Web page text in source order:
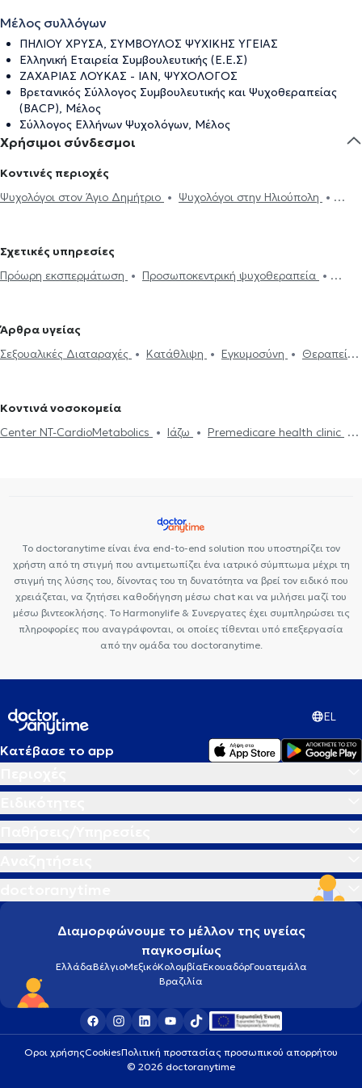
Μέλος συλλόγων
ΠΗΛΙΟΥ ΧΡΥΣΑ, ΣΥΜΒΟΥΛΟΣ ΨΥΧΙΚΗΣ ΥΓΕΙΑΣ
Ελληνική Εταιρεία Συμβουλευτικής (Ε.Ε.Σ)
ΖΑΧΑΡΙΑΣ ΛΟΥΚΑΣ - ΙΑΝ, ΨΥΧΟΛΟΓΟΣ
Βρετανικός Σύλλογος Συμβουλευτικής και Ψυχοθεραπείας
(BACP), Μέλος
Σύλλογος Ελλήνων Ψυχολόγων, Μέλος
Χρήσιμοι σύνδεσμοι
Κοντινές περιοχές
Ψυχολόγοι στον Άγιο Δημήτριο
Ψυχολόγοι στην Ηλιούπολη
στη Δάφνη
Ψυχολόγοι στο Παλαιό Φάληρο
Εξάρχεια
Ψυχολόγοι στην Καλλιθέα
Ψυχολόγοι στον Νέο Κόσμο
στο Παγκράτι
Ψυχολόγοι στο Σύνταγμα
Ψυχολόγοι στα Πετράλωνα
Σχετικές υπηρεσίες
Πρόωρη εκσπερμάτωση
Προσωποκεντρική ψυχοθεραπεία
και παιδιών
Ομαδική ψυχοθεραπεία
ενδυνάμωση
Συμβουλευτική φροντιστών ατόμων με άνοια
Life
Ψυχογενής Βουλιμία - Ψυχογενής Ανορεξία
Κρίση πανικού
Άρθρα υγείας
Σεξουαλικές Διαταραχές
Κατάθλιψη Εγκυμοσύνη
Θεραπεία
διαδίκτυο
ΔΕΠΥ Κρίση πανικού
Εθισμός
Τεστ επαγγελματικού προσανατολισμού
Κοντινά νοσοκομεία
Center NT-CardioMetabolics
Ιάζω
Premedicare health clinic
Το doctoranytime είναι ένα end-to-end solution που υποστηρίζει τον
χρήστη από τη στιγμή που αντιμετωπίζει ένα ιατρικό σύμπτωμα μέχρι τη
στιγμή της λύσης του, δίνοντας του τη δυνατότητα να βρεί τον ειδικό που
χρειάζεται, να ζητήσει καθοδήγηση μέσω chat και να μιλήσει μαζί του
μέσω βιντεοκλήσης. Το Harmonylife & Συνεργατες έχει συμπληρώσει τις
πληροφορίες που αναγράφονται, οι οποίες τίθενται υπό επεξεργασία
από την ομάδα του doctoranytime.
EL
Κατέβασε το app
Διαμορφώνουμε το μέλλον της υγείας
παγκοσμίως
ΕλλάδαΒέλγιοΜεξικόΚολομβίαΕκουαδόρΓουατεμάλα
Βραζιλία
Οροι χρήσηςCookiesΠολιτική προστασίας προσωπικού απορρήτου
© 2026 doctoranytime